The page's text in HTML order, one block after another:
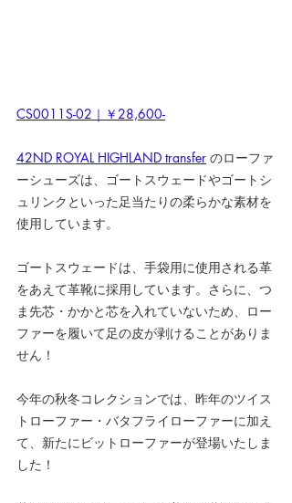
CS0011S-02｜￥28,600-
42ND ROYAL HIGHLAND transfer のローファ
ーシューズは、ゴートスウェードやゴートシ
ュリンクといった足当たりの柔らかな素材を
使用しています。
ゴートスウェードは、手袋用に使用される革
をあえて革靴に採用しています。さらに、つ
ま先芯・かかと芯を入れていないため、ロー
ファーを履いて足の皮が剥けることがありま
せん！
今年の秋冬コレクションでは、昨年のツイス
トローファー・バタフライローファーに加え
て、新たにビットローファーが登場いたしま
した！